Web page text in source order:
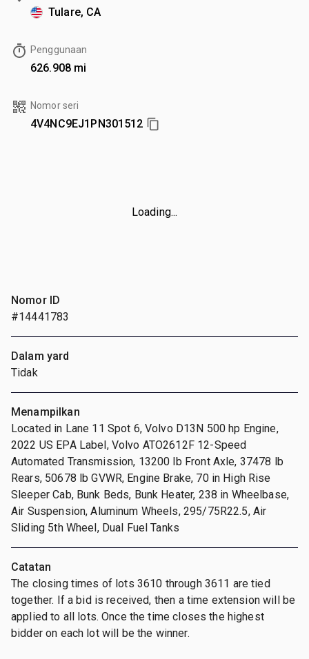
Tulare, CA
Penggunaan
626.908 mi
Nomor seri
4V4NC9EJ1PN301512
Loading...
Nomor ID
#14441783
Dalam yard
Tidak
Menampilkan
Located in Lane 11 Spot 6, Volvo D13N 500 hp Engine,
2022 US EPA Label, Volvo ATO2612F 12-Speed
Automated Transmission, 13200 lb Front Axle, 37478 lb
Rears, 50678 lb GVWR, Engine Brake, 70 in High Rise
Sleeper Cab, Bunk Beds, Bunk Heater, 238 in Wheelbase,
Air Suspension, Aluminum Wheels, 295/75R22.5, Air
Sliding 5th Wheel, Dual Fuel Tanks
Catatan
The closing times of lots 3610 through 3611 are tied
together. If a bid is received, then a time extension will be
applied to all lots. Once the time closes the highest
bidder on each lot will be the winner.